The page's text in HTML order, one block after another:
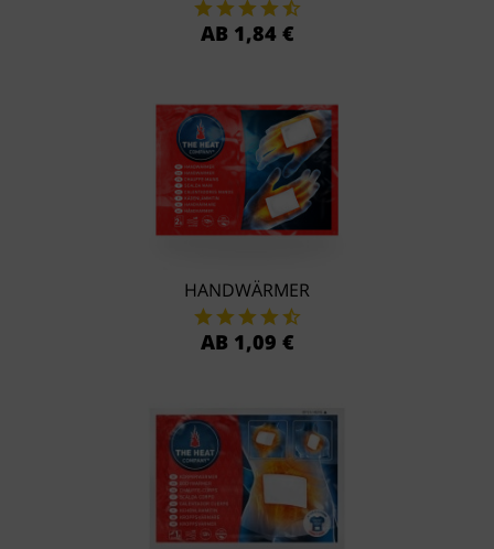
AB 1,84 €
HANDWÄRMER
AB 1,09 €